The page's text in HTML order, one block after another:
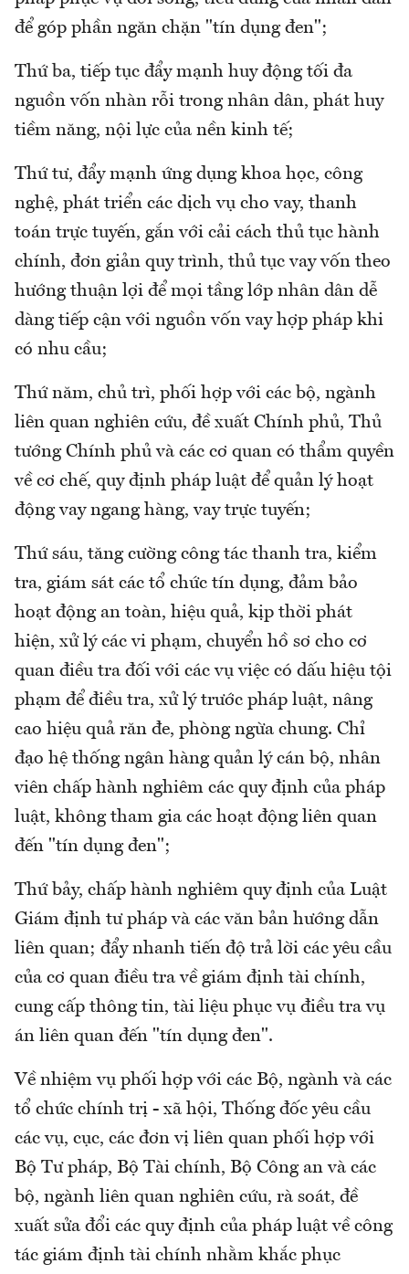
để góp phần ngăn chặn "tín dụng đen";
Thứ ba, tiếp tục đẩy mạnh huy động tối đa
nguồn vốn nhàn rỗi trong nhân dân, phát huy
tiềm năng, nội lực của nền kinh tế;
Thứ tư, đẩy mạnh ứng dụng khoa học, công
nghệ, phát triển các dịch vụ cho vay, thanh
toán trực tuyến, gắn với cải cách thủ tục hành
chính, đơn giản quy trình, thủ tục vay vốn theo
hướng thuận lợi để mọi tầng lớp nhân dân dễ
dàng tiếp cận với nguồn vốn vay hợp pháp khi
có nhu cầu;
Thứ năm, chủ trì, phối hợp với các bộ, ngành
liên quan nghiên cứu, đề xuất Chính phủ, Thủ
tướng Chính phủ và các cơ quan có thẩm quyền
về cơ chế, quy định pháp luật để quản lý hoạt
động vay ngang hàng, vay trực tuyến;
Thứ sáu, tăng cường công tác thanh tra, kiểm
tra, giám sát các tổ chức tín dụng, đảm bảo
hoạt động an toàn, hiệu quả, kịp thời phát
hiện, xử lý các vi phạm, chuyển hồ sơ cho cơ
quan điều tra đối với các vụ việc có dấu hiệu tội
phạm để điều tra, xử lý trước pháp luật, nâng
cao hiệu quả răn đe, phòng ngừa chung. Chỉ
đạo hệ thống ngân hàng quản lý cán bộ, nhân
viên chấp hành nghiêm các quy định của pháp
luật, không tham gia các hoạt động liên quan
đến "tín dụng đen";
Thứ bảy, chấp hành nghiêm quy định của Luật
Giám định tư pháp và các văn bản hướng dẫn
liên quan; đẩy nhanh tiến độ trả lời các yêu cầu
của cơ quan điều tra về giám định tài chính,
cung cấp thông tin, tài liệu phục vụ điều tra vụ
án liên quan đến "tín dụng đen".
Về nhiệm vụ phối hợp với các Bộ, ngành và các
tổ chức chính trị - xã hội, Thống đốc yêu cầu
các vụ, cục, các đơn vị liên quan phối hợp với
Bộ Tư pháp, Bộ Tài chính, Bộ Công an và các
bộ, ngành liên quan nghiên cứu, rà soát, đề
xuất sửa đổi các quy định của pháp luật về công
tác giám định tài chính nhằm khắc phục